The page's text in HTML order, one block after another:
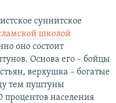
суннитское
школой
оно состоит
Основа его – бойцы
верхушка – богатые
тем пуштуны
процентов населения